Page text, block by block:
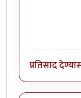
प्रतिसाद